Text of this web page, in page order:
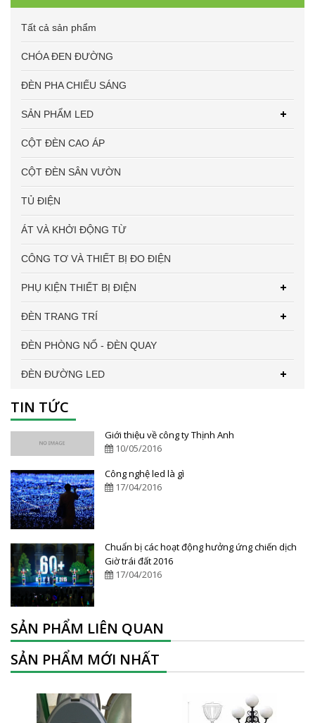
Tất cả sản phẩm
CHÓA ĐEN ĐƯỜNG
ĐÈN PHA CHIẾU SÁNG
SẢN PHẨM LED
CỘT ĐÈN CAO ÁP
CỘT ĐÈN SÂN VƯỜN
TỦ ĐIỆN
ÁT VÀ KHỞI ĐỘNG TỪ
CÔNG TƠ VÀ THIẾT BỊ ĐO ĐIỆN
PHỤ KIỆN THIẾT BỊ ĐIỆN
ĐÈN TRANG TRÍ
ĐÈN PHÒNG NỔ - ĐÈN QUAY
ĐÈN ĐƯỜNG LED
TIN TỨC
Giới thiệu về công ty Thịnh Anh
10/05/2016
Công nghệ led là gì
17/04/2016
Chuẩn bị các hoạt động hưởng ứng chiến dịch
Giờ trái đất 2016
17/04/2016
SẢN PHẨM LIÊN QUAN
SẢN PHẨM MỚI NHẤT